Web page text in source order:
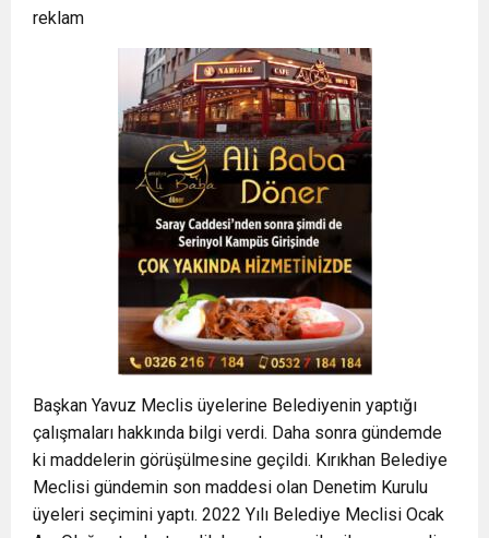
reklam
Başkan Yavuz Meclis üyelerine Belediyenin yaptığı
çalışmaları hakkında bilgi verdi. Daha sonra gündemde
ki maddelerin görüşülmesine geçildi. Kırıkhan Belediye
Meclisi gündemin son maddesi olan Denetim Kurulu
üyeleri seçimini yaptı. 2022 Yılı Belediye Meclisi Ocak